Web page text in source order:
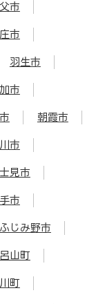
市
市
羽生市
市
朝霞市
市
見市
市
ふじみ野市
山町
町